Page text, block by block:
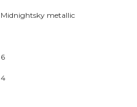
Midnightsky metallic
6
4